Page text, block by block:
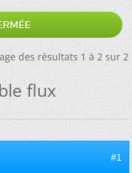
des résultats 1 à 2 sur 2
flux
#1